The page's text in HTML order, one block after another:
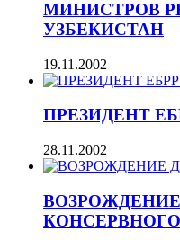
МИНИСТРОВ
УЗБЕКИСТАН
19.11.2002
ПРЕЗИДЕНТ
28.11.2002
КОНСЕРВНОГО